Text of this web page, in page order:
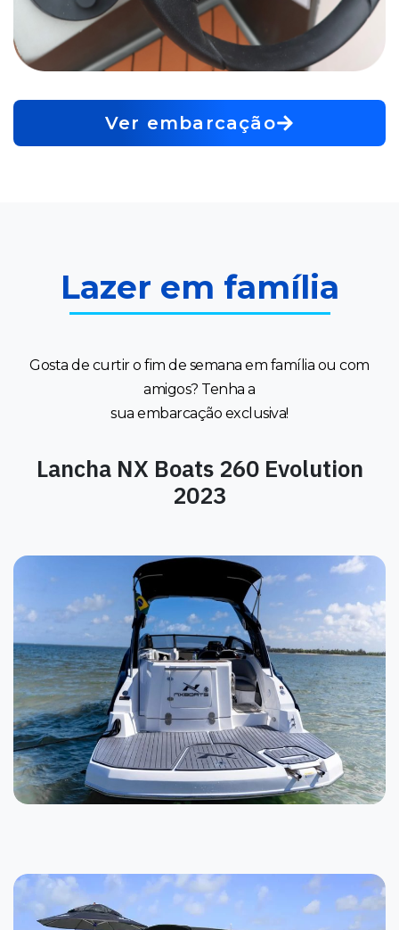
Ver embarcação
Lazer em família
Gosta de curtir o fim de semana em família ou com
amigos? Tenha a
sua embarcação exclusiva!
Lancha NX Boats 260 Evolution
2023